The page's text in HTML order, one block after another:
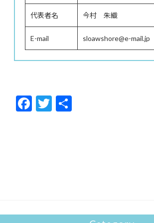
代表者名 今村 朱織
E-mail sloawshore@e-mail.jp
F
ac
T
w